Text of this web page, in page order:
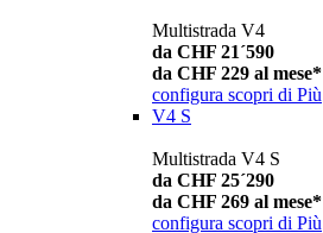
Multistrada V4
da CHF 21´590
da CHF 229 al mese*
configura scopri di Più
V4 S
Multistrada V4 S
da CHF 25´290
da CHF 269 al mese*
configura scopri di Più